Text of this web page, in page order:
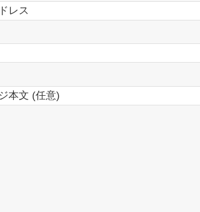
レス
本文 (任意)